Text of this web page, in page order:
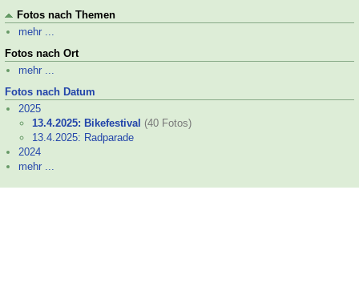
Fotos nach Themen
mehr ...
Fotos nach Ort
mehr ...
Fotos nach Datum
2025
13.4.2025: Bikefestival (40 Fotos)
13.4.2025: Radparade
2024
mehr ...